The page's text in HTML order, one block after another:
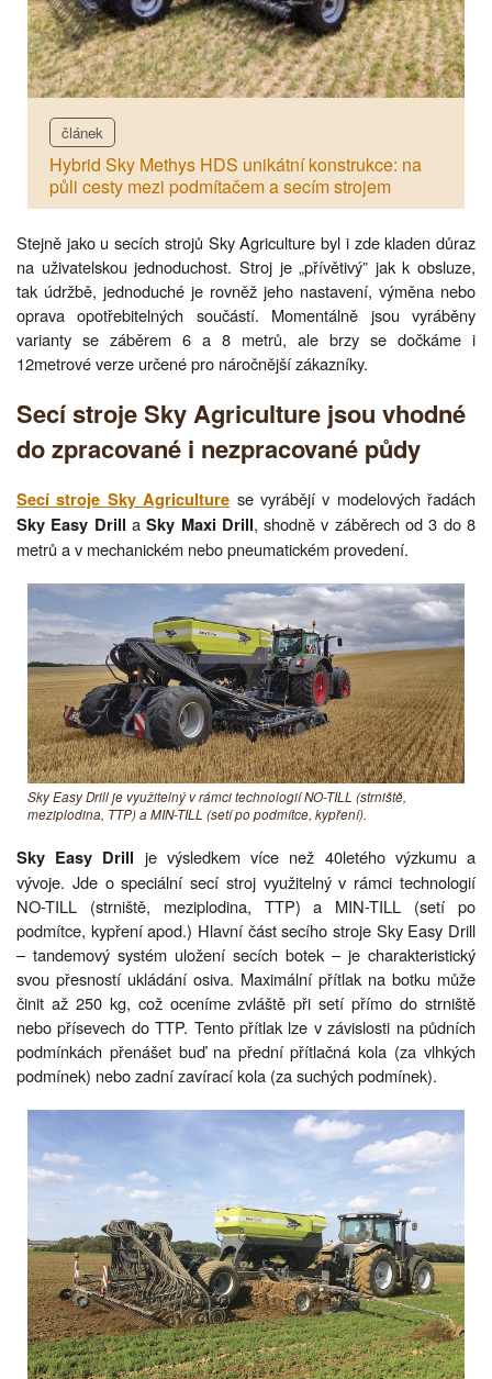
článek
Hybrid Sky Methys HDS unikátní konstrukce: na
půli cesty mezi podmítačem a secím strojem
Stejně jako u secích strojů Sky Agriculture byl i zde kladen důraz
na uživatelskou jednoduchost. Stroj je „přívětivý” jak k obsluze,
tak údržbě, jednoduché je rovněž jeho nastavení, výměna nebo
oprava opotřebitelných součástí. Momentálně jsou vyráběny
varianty se záběrem 6 a 8 metrů, ale brzy se dočkáme i
12metrové verze určené pro náročnější zákazníky.
Secí stroje Sky Agriculture jsou vhodné
do zpracované i nezpracované půdy
Secí stroje Sky Agriculture se vyrábějí v modelových řadách
Sky Easy Drill aSky Maxi Drill, shodně v záběrech od 3 do 8
metrů a v mechanickém nebo pneumatickém provedení.
Sky Easy Drill je využitelný v rámci technologií NO-TILL (strniště,
meziplodina, TTP) a MIN-TILL (setí po podmítce, kypření).
Sky Easy Drill je výsledkem více než 40letého výzkumu a
vývoje. Jde o speciální secí stroj využitelný v rámci technologií
NO-TILL (strniště, meziplodina, TTP) a MIN-TILL (setí po
podmítce, kypření apod.) Hlavní část secího stroje Sky Easy Drill
– tandemový systém uložení secích botek – je charakteristický
svou přesností ukládání osiva. Maximální přítlak na botku může
činit až 250 kg, což oceníme zvláště při setí přímo do strniště
nebo přísevech do TTP. Tento přítlak lze v závislosti na půdních
podmínkách přenášet buď na přední přítlačná kola (za vlhkých
podmínek) nebo zadní zavírací kola (za suchých podmínek).